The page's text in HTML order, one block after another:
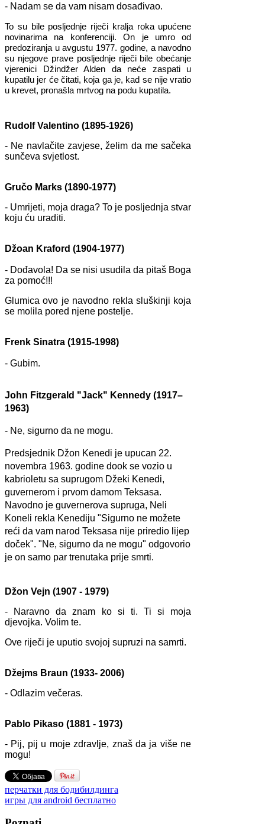
- Nadam se da vam nisam dosađivao.
To su bile posljednje riječi kralja roka upućene
novinarima na konferenciji. On je umro od
predoziranja u avgustu 1977. godine, a navodno
su njegove prave posljednje riječi bile obećanje
vjerenici Džindžer Alden da neće zaspati u
kupatilu jer će čitati, koja ga je, kad se nije vratio
u krevet, pronašla mrtvog na podu kupatila.
Rudolf Valentino (1895-1926)
- Ne navlačite zavjese, želim da me sačeka
sunčeva svjetlost.
Gručo Marks (1890-1977)
- Umrijeti, moja draga? To je posljednja stvar
koju ću uraditi.
Džoan Kraford (1904-1977)
- Dođavola! Da se nisi usudila da pitaš Boga
za pomoć!!!
Glumica ovo je navodno rekla sluškinji koja
se molila pored njene postelje.
Frenk Sinatra (1915-1998)
- Gubim.
John Fitzgerald "Jack" Kennedy (1917–
1963)
- Ne, sigurno da ne mogu.
Predsjednik Džon Kenedi je upucan 22.
novembra 1963. godine dook se vozio u
kabrioletu sa suprugom Džeki Kenedi,
guvernerom i prvom damom Teksasa.
Navodno je guvernerova supruga, Neli
Koneli rekla Kenediju "Sigurno ne možete
reći da vam narod Teksasa nije priredio lijep
doček". "Ne, sigurno da ne mogu" odgovorio
je on samo par trenutaka prije smrti.
Džon Vejn (1907 - 1979)
- Naravno da znam ko si ti. Ti si moja
djevojka. Volim te.
Ove riječi je uputio svojoj supruzi na samrti.
Džejms Braun (1933- 2006)
- Odlazim večeras.
Pablo Pikaso (1881 - 1973)
- Pij, pij u moje zdravlje, znaš da ja više ne
mogu!
перчатки для бодибилдинга
игры для android бесплатно